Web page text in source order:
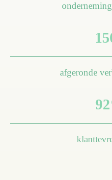
afgeronde